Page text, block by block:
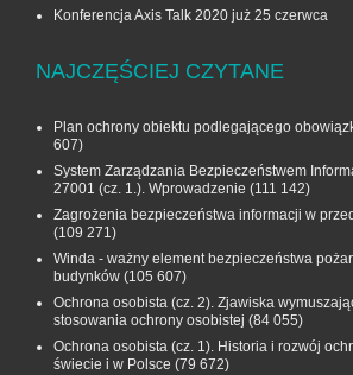
Konferencja Axis Talk 2020 już 25 czerwca
NAJCZĘŚCIEJ CZYTANE
Plan ochrony obiektu podlegającego
607)
System Zarządzania Bezpieczeństwem
27001 (cz. 1.). Wprowadzenie (111 142)
Zagrożenia bezpieczeństwa informacji w
(109 271)
Winda - ważny element bezpieczeństwa
budynków (105 607)
Ochrona osobista (cz. 2). Zjawiska
stosowania ochrony osobistej (84 055)
Ochrona osobista (cz. 1). Historia i rozwój
świecie i w Polsce (79 672)